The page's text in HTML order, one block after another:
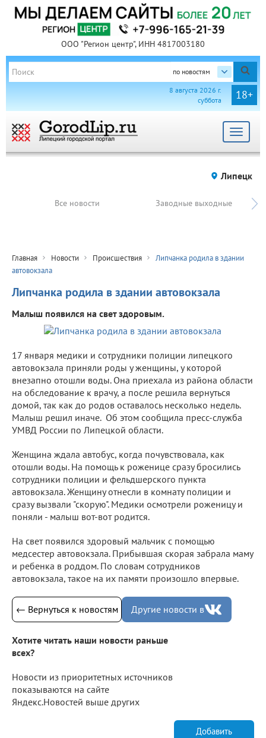
ООО "Регион центр", ИНН 4817003180
по новостям
18+
8 августа 2026 г.
суббота
Toggle
Липецк
Все новости Заводные выходные
Главная Новости Происшествия
Липчанка родила в здании
автовокзала
Липчанка родила в здании автовокзала
Малыш появился на свет здоровым.
17 января медики и сотрудники полиции липецкого
автовокзала приняли роды у женщины, у которой
внезапно отошли воды. Она приехала из района области
на обследование к врачу, а после решила вернуться
домой, так как до родов оставалось несколько недель.
Малыш решил иначе. Об этом сообщила пресс-служба
УМВД России по Липецкой области.
Женщина ждала автобус, когда почувствовала, как
отошли воды. На помощь к роженице сразу бросились
сотрудники полиции и фельдшерского пункта
автовокзала. Женщину отнесли в комнату полиции и
сразу вызвали "скорую". Медики осмотрели роженицу и
поняли - малыш вот-вот родится.
На свет появился здоровый мальчик с помощью
медсестер автовокзала. Прибывшая скорая забрала маму
и ребенка в роддом. По словам сотрудников
автовокзала, такое на их памяти произошло впервые.
← Вернуться к новостям Другие новости в
Хотите читать наши новости раньше
всех?
Новости из приоритетных источников
показываются на сайте
Яндекс.Новостей выше других
Добавить